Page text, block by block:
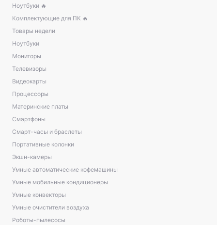
Ноутбуки 🔥
Комплектующие для ПК 🔥
Товары недели
Ноутбуки
Мониторы
Телевизоры
Видеокарты
Процессоры
Материнские платы
Смартфоны
Смарт-часы и браслеты
Портативные колонки
Экшн-камеры
Умные автоматические кофемашины
Умные мобильные кондиционеры
Умные конвекторы
Умные очистители воздуха
Роботы-пылесосы